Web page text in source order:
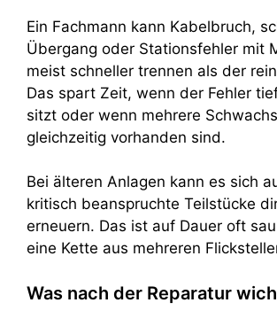
Ein Fachmann kann Kabelbruch,
Übergang oder Stationsfehler mit
meist schneller trennen als der
Das spart Zeit, wenn der Fehler
sitzt oder wenn mehrere
gleichzeitig vorhanden sind.
Bei älteren Anlagen kann es sich
kritisch beanspruchte Teilstücke
erneuern. Das ist auf Dauer oft
eine Kette aus mehreren
Was nach der Reparatur